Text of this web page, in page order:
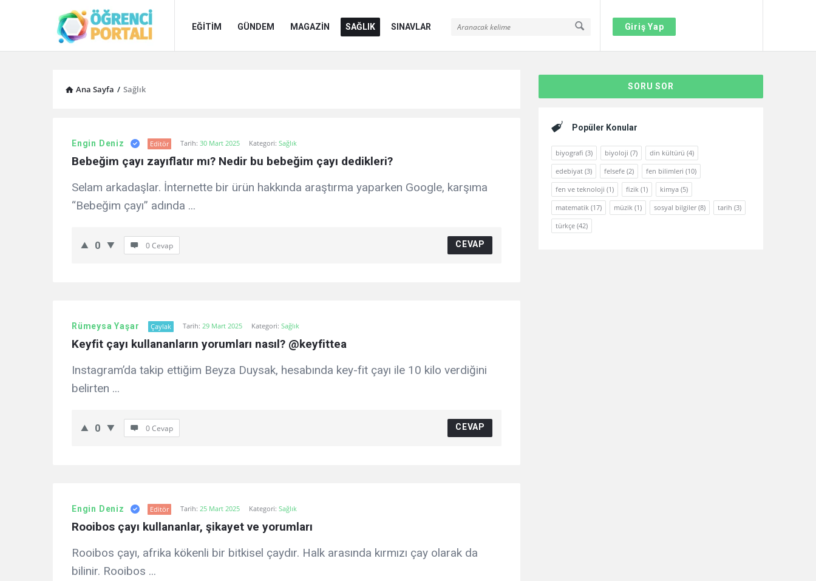
Giriş Yap
Öğrenci
Portalı
Portalı
Navigation
EĞİTİM GÜNDEM MAGAZİN SAĞLIK SINAVLAR
Ana Sayfa / Sağlık
Portalı
Forum
Engin Deniz Editör Tarih: 30 Mart 2025 Kategori: Sağlık
Bebeğim çayı zayıflatır mı? Nedir bu bebeğim çayı dedikleri?
Selam arkadaşlar. İnternette bir ürün hakkında araştırma yaparken Google, karşıma
“Bebeğim çayı” adında ...
0 0 Cevap CEVAP
Rümeysa Yaşar Çaylak Tarih: 29 Mart 2025 Kategori:Sağlık
Keyfit çayı kullananların yorumları nasıl? @keyfittea
Instagram’da takip ettiğim Beyza Duysak, hesabında key-fit çayı ile 10 kilo verdiğini
belirten ...
0 0 Cevap CEVAP
Engin Deniz Editör Tarih: 25 Mart 2025 Kategori: Sağlık
Rooibos çayı kullananlar, şikayet ve yorumları
Rooibos çayı, afrika kökenli bir bitkisel çaydır. Halk arasında kırmızı çay olarak da
bilinir. Rooibos ...
SORU SOR
Popüler Konular
biyografi (3) biyoloji (7) din kültürü (4)
edebiyat (3) felsefe (2) fen bilimleri (10)
fen ve teknoloji (1) fizik (1) kimya (5)
matematik (17) müzik (1) sosyal bilgiler(8) tarih (3)
türkçe (42)